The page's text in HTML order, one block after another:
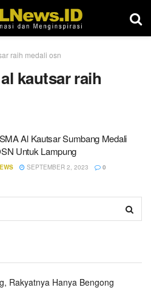
raih medali osn
kautsar raih
Al Kautsar Sumbang Medali
Untuk Lampung
SEPTEMBER 2, 2023 0
Rakyatnya Hanya Bengong